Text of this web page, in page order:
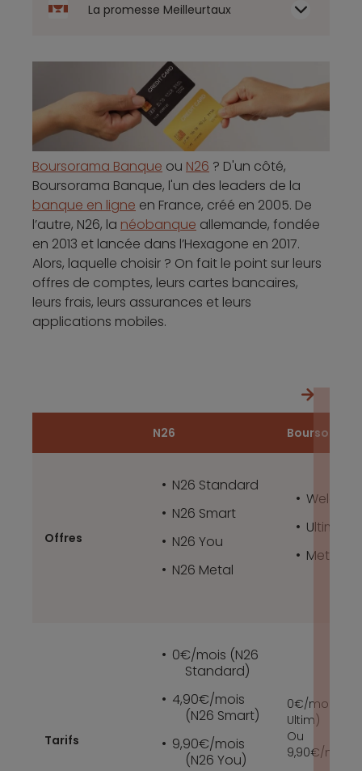
La promesse Meilleurtaux
Boursorama Banque ou N26 ? D'un côté,
Boursorama Banque, l'un des leaders de la
banque en ligne en France, créé en 2005. De
l’autre, N26, la néobanque allemande, fondée
en 2013 et lancée dans l’Hexagone en 2017.
Alors, laquelle choisir ? On fait le point sur leurs
offres de comptes, leurs cartes bancaires,
leurs frais, leurs assurances et leurs
applications mobiles.
N26
Offres
N26 Standard
N26 Smart
N26 You
N26 Metal
Ultim
Metal
Tarifs
0€/mois (N26
Standard)
4,90€/mois
(N26 Smart)
9,90€/mois
(N26 You)
0€/mois
Ultim)
Ou
9,90€/mois